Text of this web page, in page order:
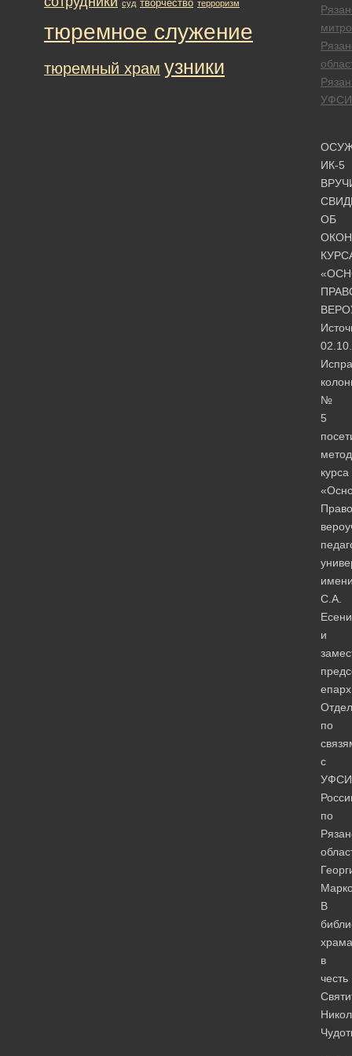
ИК-5
ОБ
№
5
курса
С.А.
и
по
с
по
В
храма
в
честь
суд творчество терроризм
тюремное служение
тюремный храм узники